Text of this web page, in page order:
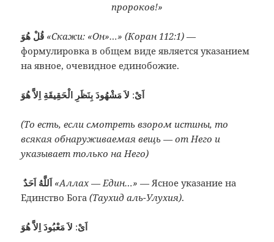
пророков!»
«Скажи: «Он»…» (Коран 112:1) —
формулировка в общем виде является указанием
на явное, очевидное единобожие.
اَىْ: لاَ مَشْهُودَ بِنَظَرِ الْحَقِيقَةِ اِلاَّ هُوَ
(То есть, если смотреть взором истины, то
всякая обнаруживаемая вещь — от Него и
указывает только на Него)
اَللَّهُ اَحَدٌ «Аллах — Един…» — Ясное указание на
Единство Бога(Таухид аль-Улухия).
اَىْ: